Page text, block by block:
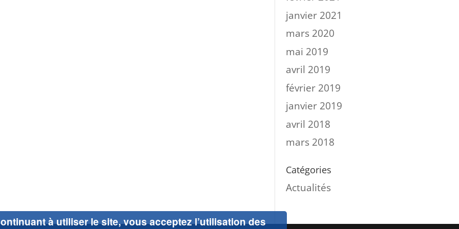
janvier 2021
mars 2020
mai 2019
avril 2019
février 2019
janvier 2019
avril 2018
mars 2018
Catégories
Actualités
à utiliser le site, vous acceptez l’utilisation des